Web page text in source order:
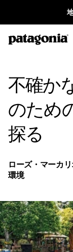
不確か
のため
探る
ローズ・マーカ
環境